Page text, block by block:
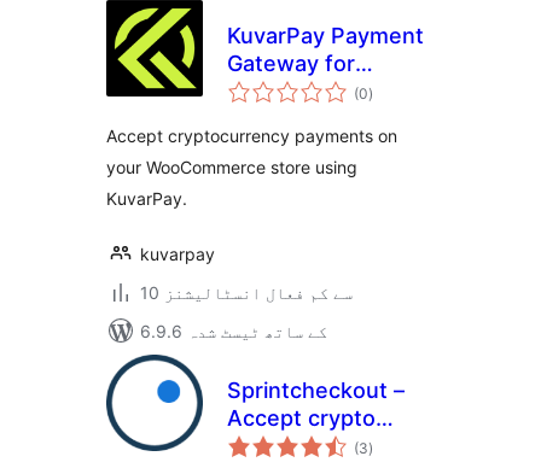
KuvarPay Payment
Gateway for
WooCommerce
(0مجموعی
درجہ
)
Accept cryptocurrency payments on
your WooCommerce store using
KuvarPay.
kuvarpay
10 سے کم فعال انسٹالیشنز
6.9.6 کے ساتھ ٹیسٹ شدہ
Sprintcheckout –
Accept crypto
payments
(3مجموعی
درجہ
)